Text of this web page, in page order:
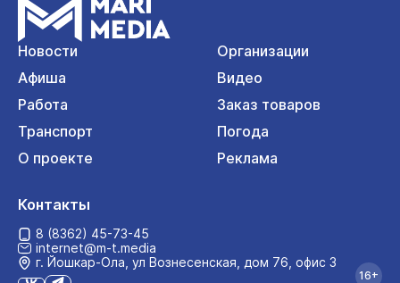
Новости
Организации
Афиша
Видео
Работа
Заказ товаров
Транспорт
Погода
О проекте
Реклама
Контакты
8 (8362) 45-73-45
internet@m-t.media
г. Йошкар‑Ола, ул Вознесенская, дом 76, офис 3
16+